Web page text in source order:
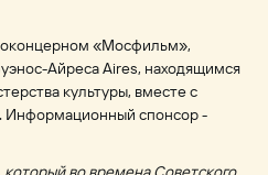
«Мосфильм»,
Айреса Aires, находящимся
культуры, вместе с
Информационный спонсор -